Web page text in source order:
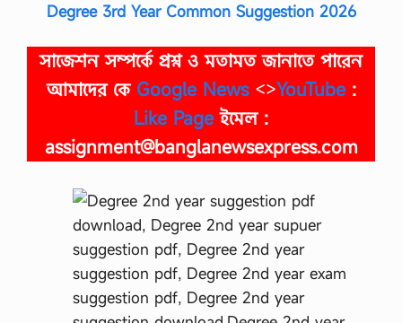
Degree 3rd Year Common Suggestion 2026
সাজেশনসম্পর্কে প্রশ্ন ও মতামত জানাতে পারেন
আমাদের কে Google News<>YouTube :
Like Page ইমেল :
assignment@banglanewsexpress.com